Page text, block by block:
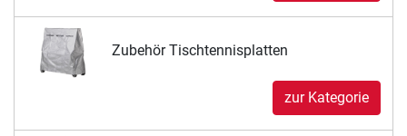
Zubehör Tischtennisplatten
zur Kategorie